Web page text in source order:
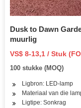
Dusk to Dawn
muurlig
VS$ 8-13,1 / Stuk
100 stukke (MOQ)
Ligbron: LED-lamp
Materiaal van die
Ligtipe: Sonkrag